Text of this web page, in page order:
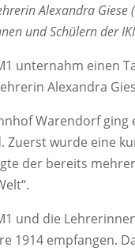
Alexandra
und Schülern der
unternahm einen
Alexandra
Warendorf
Zuerst wurde eine
der bereits
und die
1914 empfangen.